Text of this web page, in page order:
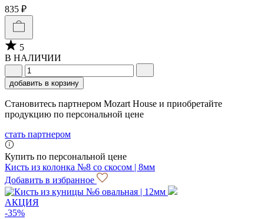
835 ₽
5
В НАЛИЧИИ
добавить в корзину
Становитесь партнером Mozart House и приобретайте
продукцию по персональной цене
стать партнером
Купить по персональной цене
Кисть из колонка №8 со скосом | 8мм
Добавить в избранное
АКЦИЯ
-35%